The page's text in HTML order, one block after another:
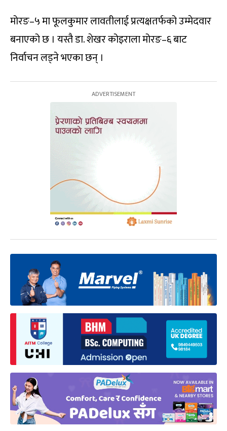
मोरङ–५ मा फूलकुमार लावतीलाई प्रत्यक्षतर्फको उम्मेदवार
बनाएको छ । यस्तै डा. शेखर कोइराला मोरङ–६ बाट
निर्वाचन लड्ने भएका छन् ।